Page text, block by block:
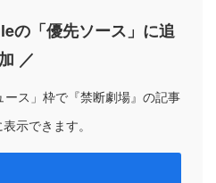
の「優先ソース」に追
／
ス」枠で『禁断劇場』の記事
示できます。